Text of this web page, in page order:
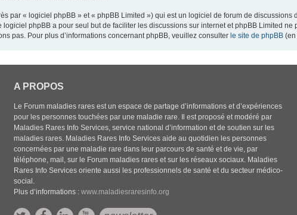
par « logiciel phpBB » et « phpBB Limited ») qui est un logiciel de forum de discussions
logiciel phpBB a pour seul but de faciliter les discussions sur internet et phpBB Limited
pas. Pour plus d’informations concernant phpBB, veuillez consulter le site de phpBB
A PROPOS
Le Forum maladies rares est un espace de partage d’informations et d’expériences
pour les personnes touchées par une maladie rare. Il est proposé et modéré par
Maladies Rares Info Services, service national d’information et de soutien sur les
maladies rares. Maladies Rares Info Services aide au quotidien les personnes
concernées par une maladie rare dans leur parcours de santé et de vie, par
téléphone, mail, sur le Forum maladies rares et sur les réseaux sociaux. Maladies
Rares Info Services oriente aussi les professionnels de santé et du secteur médico-
social.
Plus d’informations :www.maladiesraresinfo.org